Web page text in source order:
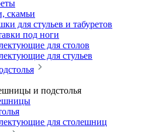
скамьи
для стульев и табуретов
под ноги
для столов
для стульев
и подстолья
для столешниц